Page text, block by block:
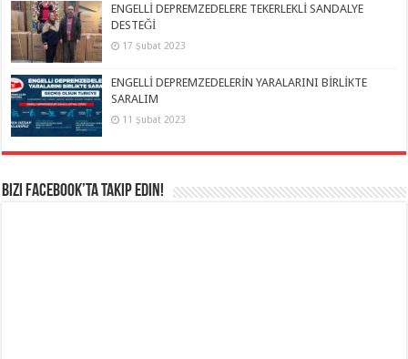
ENGELLİ DEPREMZEDELERE TEKERLEKLİ SANDALYE
DESTEĞİ
17 Şubat 2023
ENGELLİ DEPREMZEDELERİN YARALARINI BİRLİKTE
SARALIM
11 Şubat 2023
Bizi Facebook’ta takip edin!